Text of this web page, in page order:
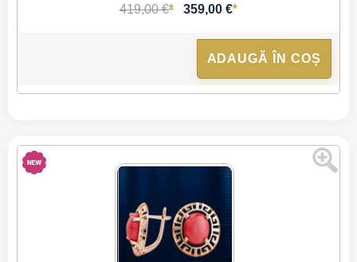
419,00 €* 359,00 €*
ADAUGĂ ÎN COȘ